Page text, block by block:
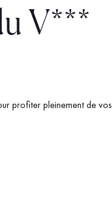
V***
profiter pleinement de vos